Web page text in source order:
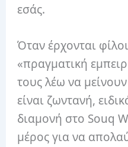
εσάς.
Όταν έρχονται
«πραγματική
τους λέω να
είναι ζωντανή,
διαμονή στο Souq
μέρος για να